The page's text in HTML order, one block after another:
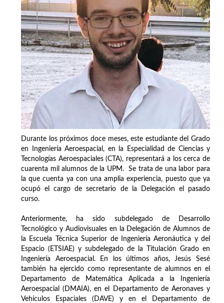
Durante los próximos doce meses, este estudiante del Grado
en Ingeniería Aeroespacial, en la Especialidad de Ciencias y
Tecnologías Aeroespaciales (CTA), representará a los cerca de
cuarenta mil alumnos de la UPM. Se trata de una labor para
la que cuenta ya con una amplia experiencia, puesto que ya
ocupó el cargo de secretario de la Delegación el pasado
curso.
Anteriormente, ha sido subdelegado de Desarrollo
Tecnológico y Audiovisuales en la Delegación de Alumnos de
la Escuela Técnica Superior de Ingeniería Aeronáutica y del
Espacio (ETSIAE) y subdelegado de la Titulación Grado en
Ingeniería Aeroespacial. En los últimos años, Jesús Sesé
también ha ejercido como representante de alumnos en el
Departamento de Matemática Aplicada a la Ingeniería
Aeroespacial (DMAIA), en el Departamento de Aeronaves y
Vehículos Espaciales (DAVE) y en el Departamento de